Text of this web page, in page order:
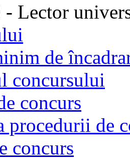
- Lector
de
concursului
concurs
procedurii de
concurs